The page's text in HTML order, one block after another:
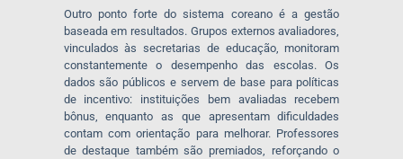
Outro ponto forte do sistema coreano é a gestão
baseada em resultados. Grupos externos avaliadores,
vinculados às secretarias de educação, monitoram
constantemente o desempenho das escolas. Os
dados são públicos e servem de base para políticas
de incentivo: instituições bem avaliadas recebem
bônus, enquanto as que apresentam dificuldades
contam com orientação para melhorar. Professores
de destaque também são premiados, reforçando o